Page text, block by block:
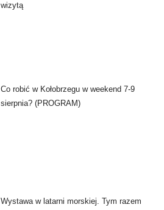
wizytą
Co robić w Kołobrzegu w weekend 7-9
sierpnia? (PROGRAM)
Wystawa w latarni morskiej. Tym razem